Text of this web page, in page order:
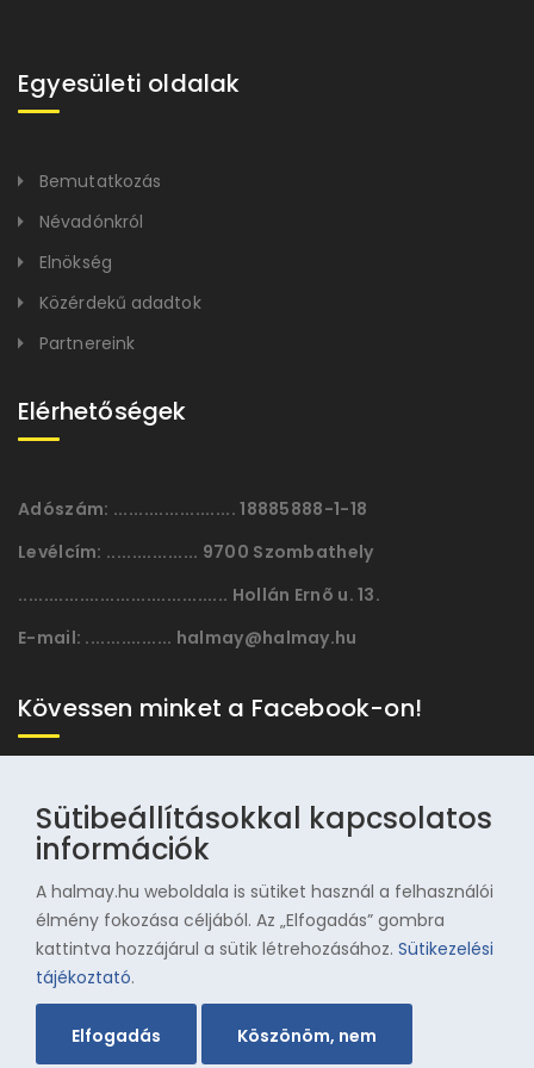
Egyesületi oldalak
Bemutatkozás
Névadónkról
Elnökség
Közérdekű adadtok
Partnereink
Elérhetőségek
Adószám: ........................ 18885888-1-18
Levélcím: .................. 9700 Szombathely
......................................... Hollán Ernõ u. 13.
E-mail: ................. halmay@halmay.hu
Kövessen minket a Facebook-on!
© 1996-2025 Halmay Zoltán Olimpiai Hagyományörző
Sütibeállításokkal kapcsolatos
információk
A halmay.hu weboldala is sütiket használ a felhasználói
élmény fokozása céljából. Az „Elfogadás” gombra
kattintva hozzájárul a sütik létrehozásához.Sütikezelési
tájékoztató.
Elfogadás Köszönöm, nem